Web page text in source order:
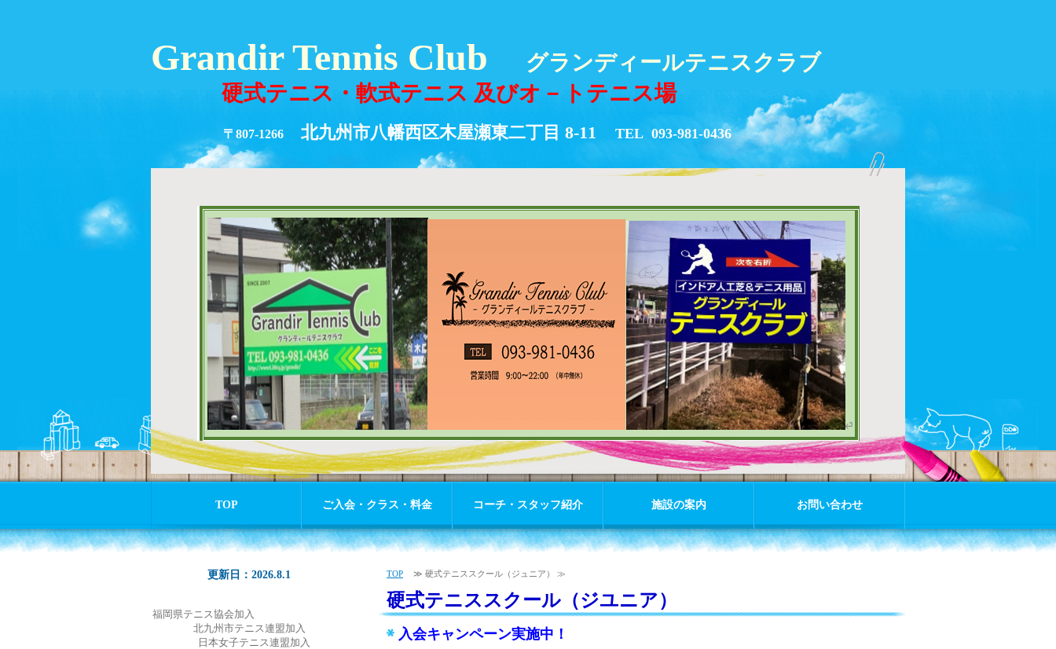
Grandir Tennis Club
グランディールテニスクラブ
硬式テニス・軟式テニス 及びオ－トテニス場
〒807-1266 北九州市八幡西区木屋瀬東二丁目 8-11 TEL 093-981-0436
TOP ご入会・クラス・料金 コーチ・スタッフ紹介 施設の案内 お問い合わせ
TOP ≫ 硬式テニススクール（ジュニア） ≫
硬式テニススクール（ジユニア）
入会キャンペーン実施中！
更新日：2026.8.1
福岡県テニス協会加入
北九州市テニス連盟加入
日本女子テニス連盟加入